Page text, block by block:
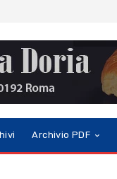
Archivio PDF